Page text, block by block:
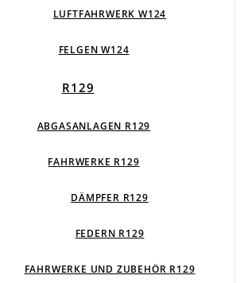
LUFTFAHRWERK W124
FELGEN W124
R129
ABGASANLAGEN R129
FAHRWERKE R129
DÄMPFER R129
FEDERN R129
FAHRWERKE UND ZUBEHÖR R129